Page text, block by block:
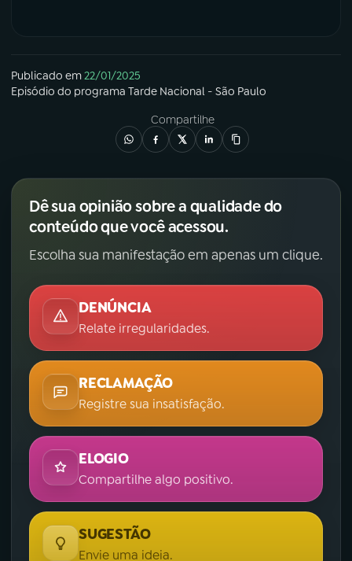
Publicado em22/01/2025
Episódio do programa Tarde Nacional - São Paulo
Compartilhe
Dê sua opinião sobre a qualidade do
conteúdo que você acessou.
Escolha sua manifestação em apenas um clique.
DENÚNCIA
Relate irregularidades.
RECLAMAÇÃO
Registre sua insatisfação.
ELOGIO
Compartilhe algo positivo.
SUGESTÃO
Envie uma ideia.